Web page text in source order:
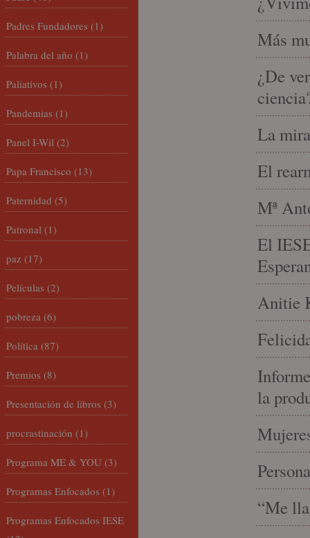
Más
¿De
La
El
Mª
El
Anitie
la
“Me
Padres Fundadores (1)
Palabra del año (1)
Paliativos (1)
Pandemias (1)
Panel I-Wil (2)
Papa Francisco (13)
Paternidad (5)
Patronal (1)
paz (17)
Películas (2)
pobreza (6)
Política (87)
Premios (8)
Presentación de libros (3)
procrastinación (1)
Programa ME & YOU (3)
Programas Enfocados (1)
Programas Enfocados IESE